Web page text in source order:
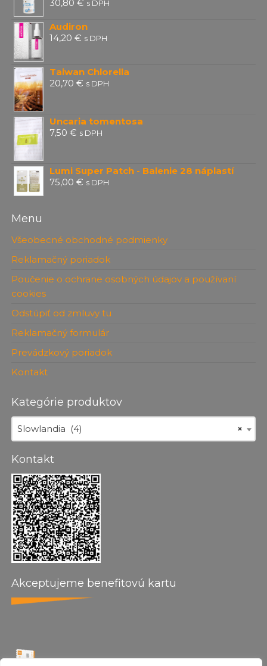
30,80€ s DPH
Audiron
14,20€ s DPH
Taiwan Chlorella
20,70€ s DPH
Uncaria tomentosa
7,50€ s DPH
Lumi Super Patch - Balenie 28 náplastí
75,00€ s DPH
Menu
Všeobecné obchodné podmienky
Reklamačný poriadok
Poučenie o ochrane osobných údajov a používaní
cookies
Odstúpiť od zmluvy tu
Reklamačný formulár
Prevádzkový poriadok
Kontakt
Kategórie produktov
×
Slowlandia (4)
Kontakt
Akceptujeme benefitovú kartu